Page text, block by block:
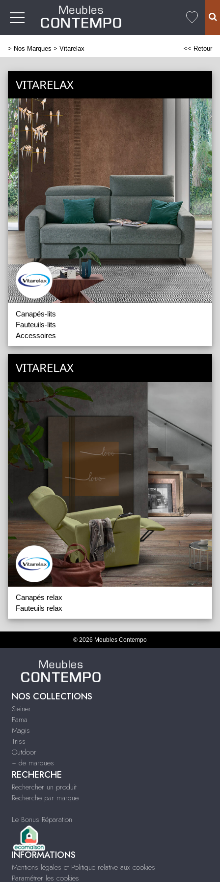
> Nos Marques > Vitarelax << Retour
VITARELAX
Canapés-lits
Fauteuils-lits
Accessoires
VITARELAX
Canapés relax
Fauteuils relax
© 2026 Meubles Contempo
NOS COLLECTIONS
Steiner
Fama
Magis
Triss
Outdoor
+ de marques
RECHERCHE
Rechercher un produit
Recherche par marque
Le Bonus Réparation
INFORMATIONS
Mentions légales et Politique relative aux cookies
Paramétrer les cookies